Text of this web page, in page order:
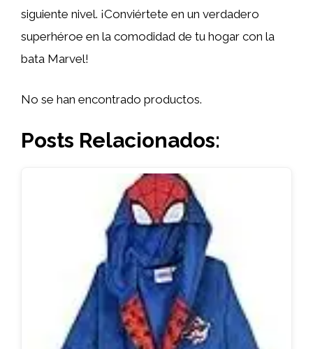
siguiente nivel. ¡Conviértete en un verdadero
superhéroe en la comodidad de tu hogar con la
bata Marvel!
No se han encontrado productos.
Posts Relacionados: